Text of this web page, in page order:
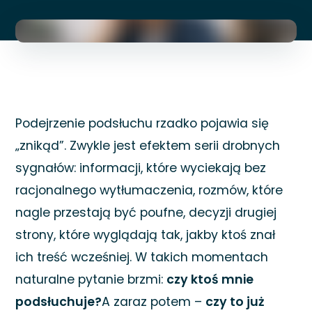
Podejrzenie podsłuchu rzadko pojawia się
„znikąd”. Zwykle jest efektem serii drobnych
sygnałów: informacji, które wyciekają bez
racjonalnego wytłumaczenia, rozmów, które
nagle przestają być poufne, decyzji drugiej
strony, które wyglądają tak, jakby ktoś znał
ich treść wcześniej. W takich momentach
naturalne pytanie brzmi: czy ktoś mnie
podsłuchuje?A zaraz potem – czy to już